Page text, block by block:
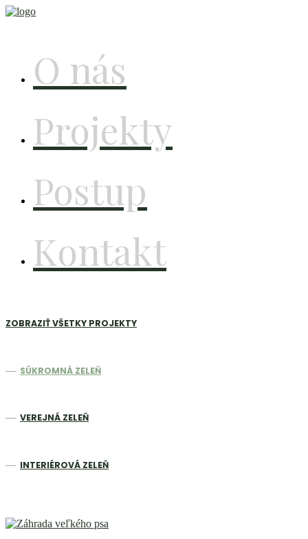
O nás
Projekty
Postup
Kontakt
ZOBRAZIŤ VŠETKY PROJEKTY
SÚKROMNÁ ZELEŇ
VEREJNÁ ZELEŇ
INTERIÉROVÁ ZELEŇ